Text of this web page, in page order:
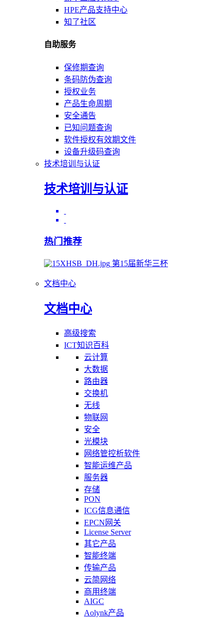
HPE产品支持中心
知了社区
自助服务
保修期查询
条码防伪查询
授权业务
产品生命周期
安全通告
已知问题查询
软件授权有效期文件
设备升级码查询
技术培训与认证
技术培训与认证
热门推荐
第15届新华三杯
文档中心
文档中心
高级搜索
ICT知识百科
云计算
大数据
路由器
交换机
无线
物联网
安全
光模块
网络管控析软件
智能运维产品
服务器
存储
PON
ICG信息通信
EPCN网关
License Server
其它产品
智能终端
传输产品
云简网络
商用终端
AIGC
Aolynk产品